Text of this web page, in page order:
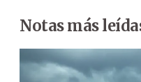
Notas más